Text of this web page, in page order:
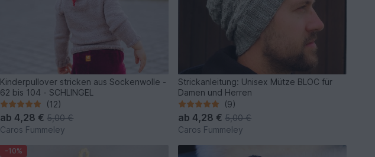
Kinderpullover stricken aus Sockenwolle -
62 bis 104 - SCHLINGEL
(12)
ab4,28 € 5,00 €
Caros Fummeley
Strickanleitung: Unisex Mütze BLOC für
Damen und Herren
(9)
ab4,28 €5,00 €
Caros Fummeley
-10%